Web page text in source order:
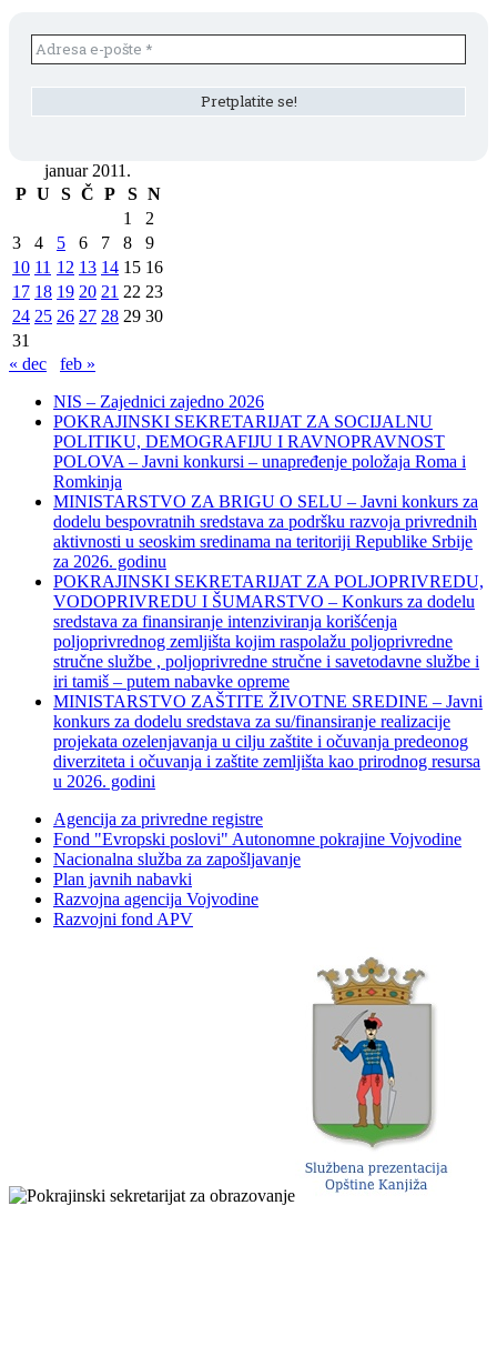
januar 2011.
P U S Č P S N
1
2
3
4 5 6 7 8
9
10 11 12 13 14 15 16
17 18 19 20 21 22 23
24 25 26 27 28 29 30
31
« dec
feb »
NIS – Zajednici zajedno 2026
POKRAJINSKI SEKRETARIJAT ZA SOCIJALNU
POLITIKU, DEMOGRAFIJU I RAVNOPRAVNOST
POLOVA – Javni konkursi – unapređenje položaja Roma i
Romkinja
MINISTARSTVO ZA BRIGU O SELU – Javni konkurs za
dodelu bespovratnih sredstava za podršku razvoja privrednih
aktivnosti u seoskim sredinama na teritoriji Republike Srbije
za 2026. godinu
POKRAJINSKI SEKRETARIJAT ZA POLJOPRIVREDU,
VODOPRIVREDU I ŠUMARSTVO – Konkurs za dodelu
sredstava za finansiranje intenziviranja korišćenja
poljoprivrednog zemljišta kojim raspolažu poljoprivredne
stručne službe , poljoprivredne stručne i savetodavne službe i
iri tamiš ‒ putem nabavke opreme
MINISTARSTVO ZAŠTITE ŽIVOTNE SREDINE – Javni
konkurs za dodelu sredstava za su/finansiranje realizacije
projekata ozelenjavanja u cilju zaštite i očuvanja predeonog
diverziteta i očuvanja i zaštite zemljišta kao prirodnog resursa
u 2026. godini
Agencija za privredne registre
Fond "Evropski poslovi" Autonomne pokrajine Vojvodine
Nacionalna služba za zapošljavanje
Plan javnih nabavki
Razvojna agencija Vojvodine
Razvojni fond APV